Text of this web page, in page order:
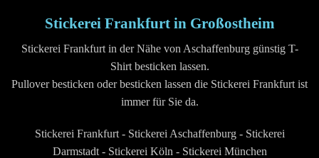
Stickerei Frankfurt in Großostheim
Stickerei Frankfurt in der Nähe von Aschaffenburg günstig T-
Shirt besticken lassen.
Pullover besticken oder besticken lassen die Stickerei Frankfurt ist
immer für Sie da.
Stickerei Frankfurt - Stickerei Aschaffenburg - Stickerei
Darmstadt - Stickerei Köln - Stickerei München